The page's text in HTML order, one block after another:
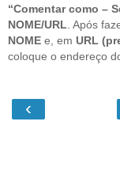
“Comentar como –
NOME/URL . Após
NOME e, em URL
coloque o endereço
‹